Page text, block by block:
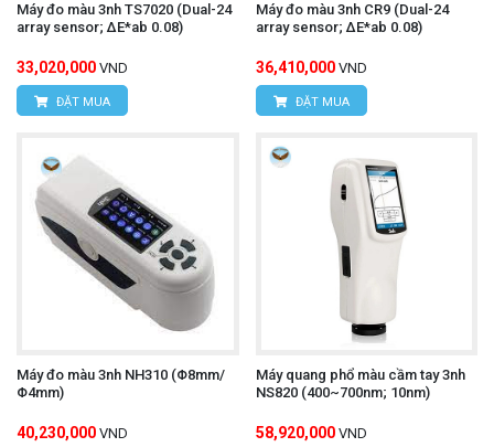
Máy đo màu 3nh TS7020 (Dual-24
array sensor; ΔE*ab 0.08)
33,020,000 VND
ĐẶT MUA
Máy đo màu 3nh CR9 (Dual-24
array sensor; ΔE*ab 0.08)
36,410,000 VND
ĐẶT MUA
Máy đo màu 3nh NH310 (Φ8mm/
Φ4mm)
40,230,000 VND
Máy quang phổ màu cầm tay 3nh
NS820 (400~700nm; 10nm)
58,920,000 VND